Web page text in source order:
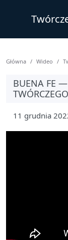
Główna Wideo
BUENA FE
11 grudnia